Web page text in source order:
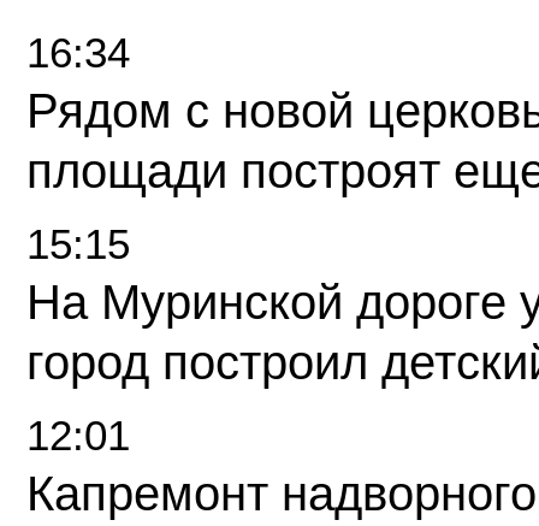
16:34
Рядом с новой
площади построят
15:15
На Муринской дороге
город построил
12:01
Капремонт